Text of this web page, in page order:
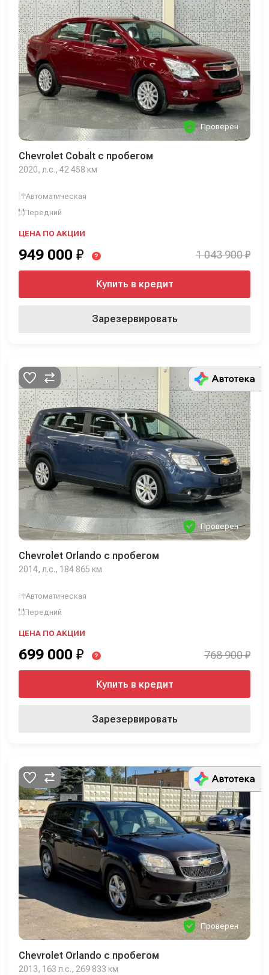
Проверен
Chevrolet Cobalt с пробегом
2020, л.с., 42 458 км
Автоматическая
Передний
ЦЕНА ПО АКЦИИ
949 000 ₽ ? 1 043 900 ₽
Купить в кредит
Зарезервировать
Проверен
Chevrolet Orlando с пробегом
2014, л.с., 184 865 км
Автоматическая
Передний
ЦЕНА ПО АКЦИИ
699 000 ₽ ? 768 900 ₽
Купить в кредит
Зарезервировать
Проверен
Chevrolet Orlando с пробегом
2013, 163 л.с., 269 833 км